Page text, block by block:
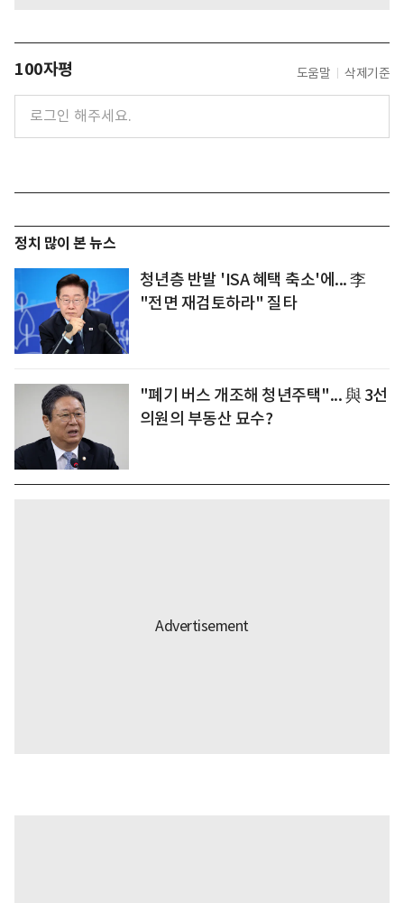
100자평 도움말 삭제기준
정치 많이 본 뉴스
청년층 반발 'ISA 혜택 축소'에... 李
"전면 재검토하라" 질타
"폐기 버스 개조해 청년주택"... 與 3선
의원의 부동산 묘수?